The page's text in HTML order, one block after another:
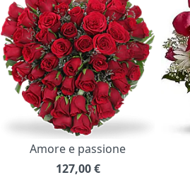
Amore e passione
127,00 €